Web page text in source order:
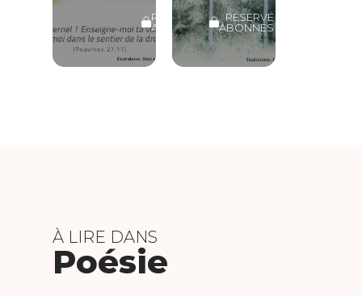
RÉSERVÉ
ABONNÉS
RÉSERVÉ
ABONNÉS
À LIRE DANS
Poésie